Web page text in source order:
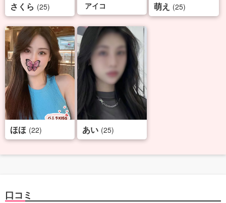
さくら (25) アイコ 萌え (25)
ほほ (22) あい (25)
口コミ